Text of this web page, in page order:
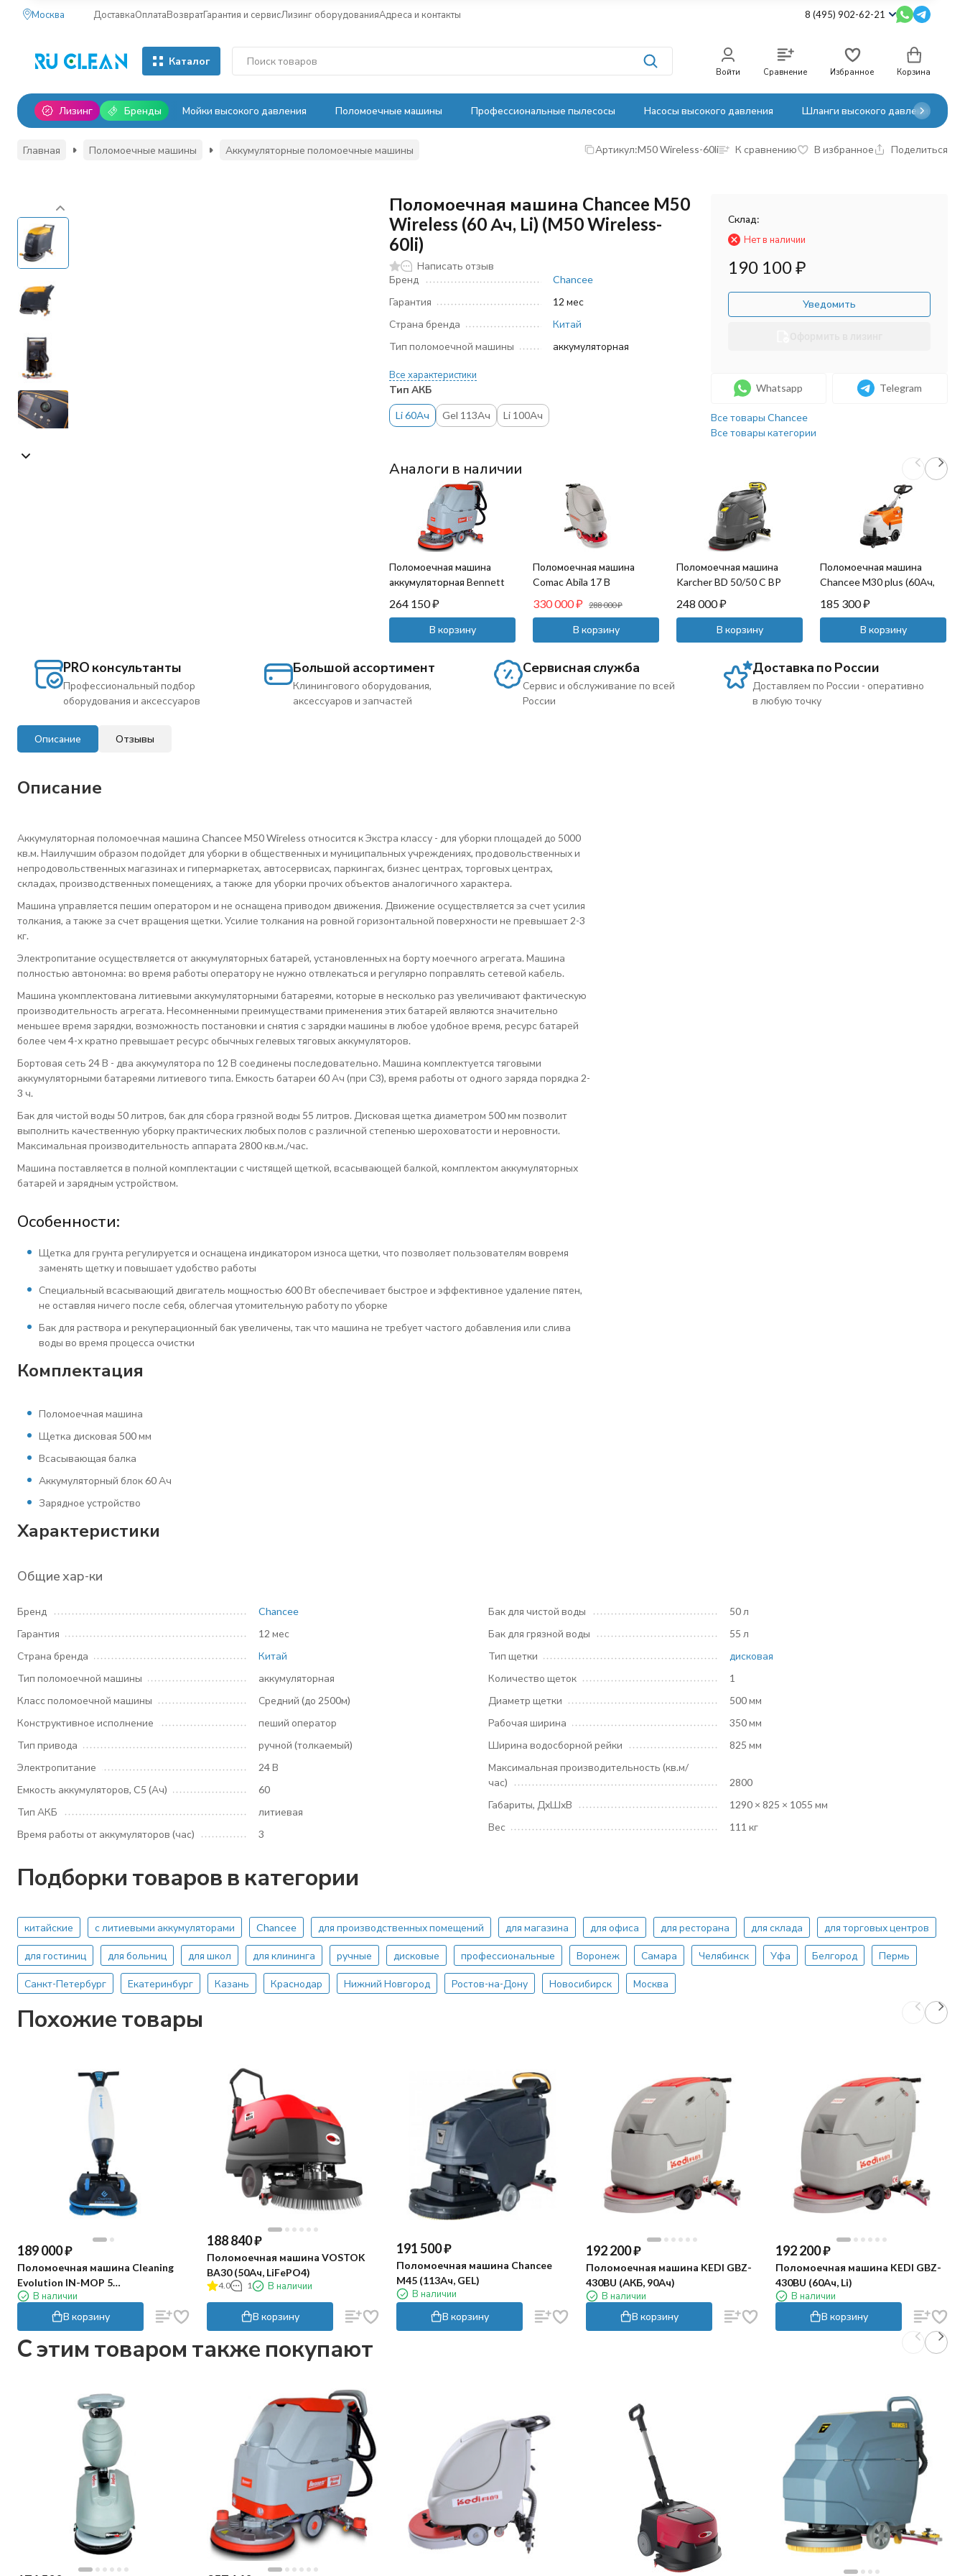
Москва ДоставкаОплатаВозвратГарантия и сервисЛизинг оборудованияАдреса и контакты 8 (495) 902-62-21
Каталог
Войти Сравнение Избранное Корзина
Лизинг Бренды Мойки высокого давления Поломоечные машины Профессиональные пылесосы Насосы высокого давления Шланги высокого давления
Главная Поломоечные машины Аккумуляторные поломоечные машины Артикул:M50 Wireless-60li К сравнению В избранное Поделиться
Поломоечная машина Chancee M50
Wireless (60 Ач, Li) (M50 Wireless-
60li)
Написать отзыв
Бренд
Chancee
Гарантия
12 мес
Страна бренда
Китай
Тип поломоечной машины
аккумуляторная
Все характеристики
Тип АКБ
Li 60Ач Gel 113Ач Li 100Ач
Склад:
Нет в наличии
190 100₽
Уведомить
Whatsapp Telegram
Все товары Chancee
Все товары категории
Аналоги в наличии
Поломоечная машина
аккумуляторная Bennett
S510b Basic (113 Ач)
264 150₽
В корзину
Поломоечная машина
Comac Abila 17 В
330 000₽ 288 000₽
В корзину
Поломоечная машина
Karcher BD 50/50 C BP
248 000₽
В корзину
Поломоечная машина
Chancee M30 plus (60Ач,
185 300₽
В корзину
PRO консультанты
Профессиональный подбор
оборудования и аксессуаров
Большой ассортимент
Клинингового оборудования,
аксессуаров и запчастей
Сервисная служба
Сервис и обслуживание по всей
России
Доставка по России
Доставляем по России - оперативно
в любую точку
Описание Отзывы
Описание
Аккумуляторная поломоечная машина Chancee M50 Wireless относится к Экстра классу - для уборки площадей до 5000
кв.м. Наилучшим образом подойдет для уборки в общественных и муниципальных учреждениях, продовольственных и
непродовольственных магазинах и гипермаркетах, автосервисах, паркингах, бизнес центрах, торговых центрах,
складах, производственных помещениях, а также для уборки прочих объектов аналогичного характера.
Машина управляется пешим оператором и не оснащена приводом движения. Движение осуществляется за счет усилия
толкания, а также за счет вращения щетки. Усилие толкания на ровной горизонтальной поверхности не превышает 2-3
кг.
Электропитание осуществляется от аккумуляторных батарей, установленных на борту моечного агрегата. Машина
полностью автономна: во время работы оператору не нужно отвлекаться и регулярно поправлять сетевой кабель.
Машина укомплектована литиевыми аккумуляторными батареями, которые в несколько раз увеличивают фактическую
производительность агрегата. Несомненными преимуществами применения этих батарей являются значительно
меньшее время зарядки, возможность постановки и снятия с зарядки машины в любое удобное время, ресурс батарей
более чем 4-х кратно превышает ресурс обычных гелевых тяговых аккумуляторов.
Бортовая сеть 24 В - два аккумулятора по 12 В соединены последовательно. Машина комплектуется тяговыми
аккумуляторными батареями литиевого типа. Емкость батареи 60 Ач (при С3), время работы от одного заряда порядка 2-
3 ч.
Бак для чистой воды 50 литров, бак для сбора грязной воды 55 литров. Дисковая щетка диаметром 500 мм позволит
выполнить качественную уборку практических любых полов с различной степенью шероховатости и неровности.
Максимальная производительность аппарата 2800 кв.м./час.
Машина поставляется в полной комплектации с чистящей щеткой, всасывающей балкой, комплектом аккумуляторных
батарей и зарядным устройством.
Особенности:
Щетка для грунта регулируется и оснащена индикатором износа щетки, что позволяет пользователям вовремя
заменять щетку и повышает удобство работы
Специальный всасывающий двигатель мощностью 600 Вт обеспечивает быстрое и эффективное удаление пятен,
не оставляя ничего после себя, облегчая утомительную работу по уборке
Бак для раствора и рекуперационный бак увеличены, так что машина не требует частого добавления или слива
воды во время процесса очистки
Комплектация
Поломоечная машина
Щетка дисковая 500 мм
Всасывающая балка
Аккумуляторный блок 60 Ач
Зарядное устройство
Характеристики
Общие хар-ки
Бренд
Chancee
Гарантия
12 мес
Страна бренда
Китай
Тип поломоечной машины
аккумуляторная
Класс поломоечной машины
Средний (до 2500м)
Конструктивное исполнение
пеший оператор
Тип привода
ручной (толкаемый)
Электропитание
24 В
Емкость аккумуляторов, C5 (Ач)
60
Тип АКБ
литиевая
Время работы от аккумуляторов (час)
3
Бак для чистой воды
50 л
Бак для грязной воды
55 л
Тип щетки
дисковая
Количество щеток
1
Диаметр щетки
500 мм
Рабочая ширина
350 мм
Ширина водосборной рейки
825 мм
Максимальная производительность (кв.м/
час)
2800
Габариты, ДхШхВ
1290 × 825 × 1055 мм
Вес
111 кг
Подборки товаров в категории
китайские с литиевыми аккумуляторами Chancee для производственных помещений для магазина для офиса для ресторана для склада для торговых центров
для гостиниц для больниц для школ для клининга ручные дисковые профессиональные Воронеж Самара Челябинск Уфа Белгород Пермь
Санкт-Петербург Екатеринбург Казань Краснодар Нижний Новгород Ростов-на-Дону Новосибирск Москва
Похожие товары
189 000₽
Поломоечная машина Cleaning
Evolution IN-MOP 5
PROFESSIONAL
В наличии
В корзину
188 840₽
Поломоечная машина VOSTOK
BA30 (50Ач, LiFePO4)
4.0 1 В наличии
В корзину
191 500₽
Поломоечная машина Chancee
M45 (113Ач, GEL)
В наличии
В корзину
192 200₽
Поломоечная машина KEDI GBZ-
430BU (АКБ, 90Ач)
В наличии
В корзину
192 200₽
Поломоечная машина KEDI GBZ-
430BU (60Ач, Li)
В наличии
В корзину
C этим товаром также покупают